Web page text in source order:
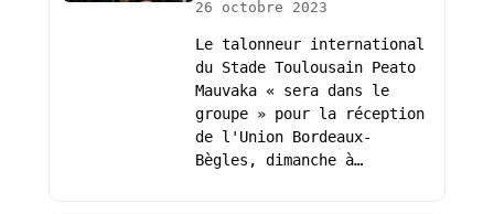
26 octobre 2023
Le talonneur international
du Stade Toulousain Peato
Mauvaka « sera dans le
groupe » pour la réception
de l'Union Bordeaux-
Bègles, dimanche à…